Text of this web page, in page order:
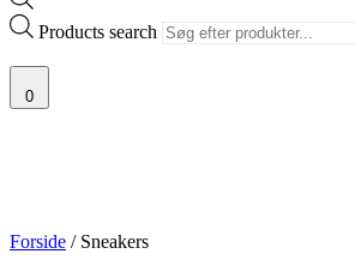
Products search
0
Forside / Sneakers